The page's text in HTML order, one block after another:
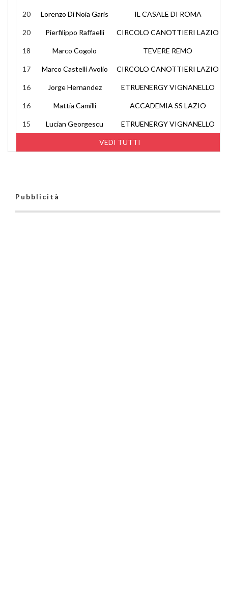
VEDI TUTTI
20 Lorenzo Di Noia Garis IL CASALE DI ROMA
20 Pierfilippo Raffaelli CIRCOLO CANOTTIERI LAZIO
18 Marco Cogolo TEVERE REMO
17 Marco Castelli Avolio CIRCOLO CANOTTIERI LAZIO
16 Jorge Hernandez ETRUENERGY VIGNANELLO
16 Mattia Camilli ACCADEMIA SS LAZIO
15 Lucian Georgescu ETRUENERGY VIGNANELLO
Pubblicità